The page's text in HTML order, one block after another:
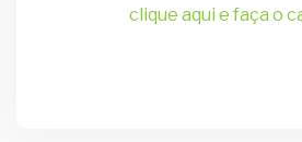
clique aqui e faça o